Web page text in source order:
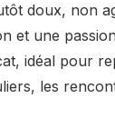
doux, non
et une
idéal pour
les